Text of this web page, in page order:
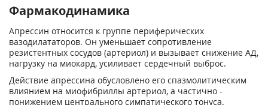
Фармакодинамика
Апрессин относится к группе периферических
вазодилататоров. Он уменьшает сопротивление
резистентных сосудов (артериол) и вызывает снижение АД,
нагрузку на миокард, усиливает сердечный выброс.
Действие апрессина обусловлено его спазмолитическим
влиянием на миофибриллы артериол, а частично -
понижением центрального симпатического тонуса.